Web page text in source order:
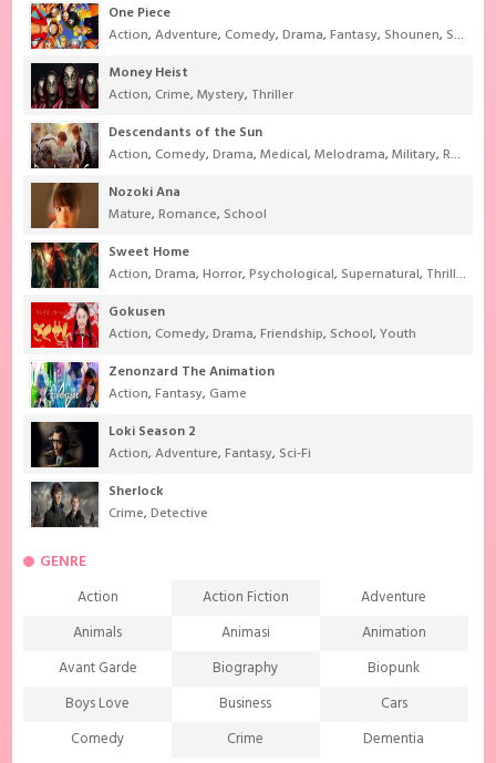
One Piece
Action,Adventure, Comedy,Drama,Fantasy, Shounen, Super Power
Money Heist
Action, Crime,Mystery, Thriller
Descendants of the Sun
Action, Comedy,Drama,Medical,Melodrama,Military,Romance
Nozoki Ana
Mature,Romance, School
Sweet Home
Action,Drama,Horror,Psychological, Supernatural, Thriller
Gokusen
Action, Comedy,Drama,Friendship, School,Youth
Zenonzard The Animation
Action,Fantasy, Game
Loki Season 2
Action,Adventure,Fantasy, Sci-Fi
Sherlock
Crime,Detective
GENRE
Action Action Fiction
Adventure
Animals
Animasi
Animation
Avant Garde
Biography
Biopunk
Boys Love
Business
Cars
Comedy
Crime
Dementia